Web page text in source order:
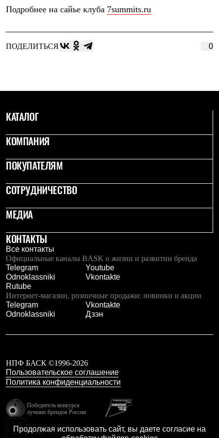
Где купить
Подробнее на сайье клуба 7summits.ru
ПОДЕЛИТЬСЯ 0
КАТАЛОГ
КОМПАНИЯ
ПОКУПАТЕЛЯМ
СОТРУДНИЧЕСТВО
МЕДИА
КОНТАКТЫ
Все контакты
Официальные каналы BASK о жизни и развитии бренда
Telegram
Youtube
Odnoklassniki
Vkontakte
Rutube
Интернет-магазин, розничные продажи: новинки и акции
Telegram
Vkontakte
Odnoklassniki
Дзэн
НПФ БАСК ©1996-2026
Пользовательское соглашение
Политика конфиденциальности
Победитель конкурса
лучших брендов России
Калибр
Продолжая использовать сайт, вы даете согласие на